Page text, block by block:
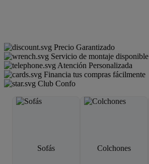
Precio Garantizado
Servicio de montaje disponible
Atención Personalizada
Financia tus compras fácilmente
Club Confo
Sofás Colchones